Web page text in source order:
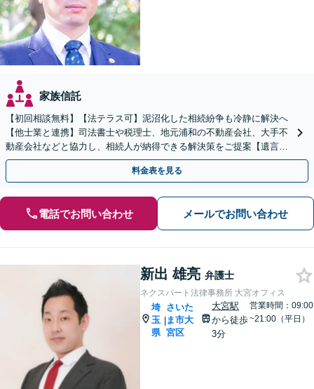
家族信託
【初回相談無料】【法テラス可】泥沼化した相続紛争も冷静に解決へ
【他士業と連携】司法書士や税理士、地元浦和の不動産会社、大手不
動産会社などと協力し、相続人が納得できる解決策をご提案【遺言書
作成】トラブルを予測したうえで作成・執行【浦和駅2分】
料金表を見る
電話でお問い合わせ メールでお問い合わせ
新出 雄亮 弁護士
ネクスパート法律事務所 大宮オフィス
埼
玉
県
|
さいた
ま市大
宮区
大宮駅
から徒歩
3分
営業時間：09:00
~21:00（平日）